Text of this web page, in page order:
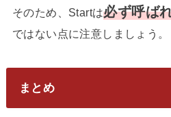
そのため、Startは必ず呼ば
ではない点に注意しましょう。
まとめ